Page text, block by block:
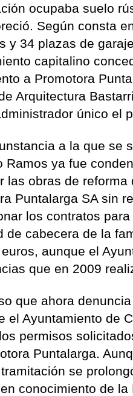
ocupaba suelo
Según consta
y 34 plazas de
capitalino
a Promotora
Arquitectura
único el
a la que se
Ramos ya fue
las obras de
Puntalarga SA sin
los contratos
de cabecera de la
aunque el
que en 2009
que ahora
el Ayuntamiento de
permisos
Puntalarga.
se
conocimiento de